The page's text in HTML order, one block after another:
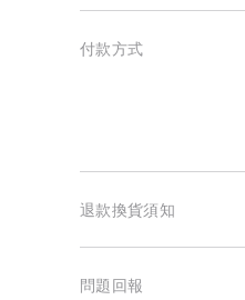
付款方式
退款換貨須知
問題回報